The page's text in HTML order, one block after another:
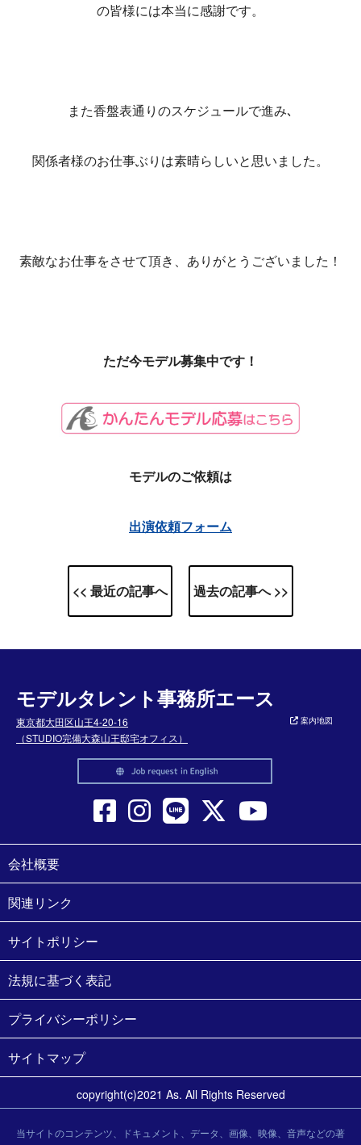
の皆様には本当に感謝です。
また香盤表通りのスケジュールで進み､
関係者様のお仕事ぶりは素晴らしいと思いました。
素敵なお仕事をさせて頂き、ありがとうございました！
ただ今モデル募集中です！
モデルのご依頼は
出演依頼フォーム
<< 最近の記事へ 過去の記事へ >>
モデルタレント事務所エース
東京都大田区山王4-20-16
（STUDIO完備大森山王邸宅オフィス）
案内地図
会社概要
関連リンク
サイトポリシー
法規に基づく表記
プライバシーポリシー
サイトマップ
copyright(c)2021 As. All Rights Reserved
当サイトのコンテンツ、ドキュメント、データ、画像、映像、音声などの著